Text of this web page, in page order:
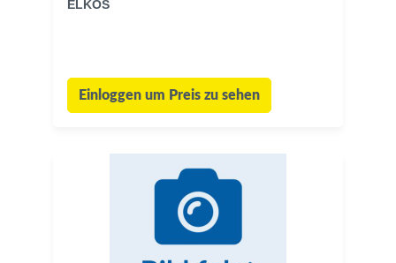
ELKOS
Einloggen um Preis zu sehen